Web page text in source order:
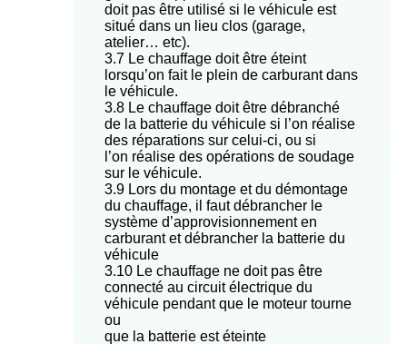
doit pas être utilisé si le véhicule est
situé dans un lieu clos (garage,
atelier… etc).
3.7 Le chauffage doit être éteint
lorsqu’on fait le plein de carburant dans
le véhicule.
3.8 Le chauffage doit être débranché
de la batterie du véhicule si l’on réalise
des réparations sur celui-ci, ou si
l’on réalise des opérations de soudage
sur le véhicule.
3.9 Lors du montage et du démontage
du chauffage, il faut débrancher le
système d’approvisionnement en
carburant et débrancher la batterie du
véhicule
3.10 Le chauffage ne doit pas être
connecté au circuit électrique du
véhicule pendant que le moteur tourne
ou
que la batterie est éteinte